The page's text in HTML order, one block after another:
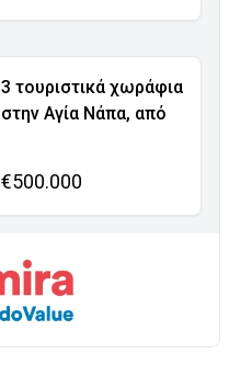
3 τουριστικά χωράφια
στην Αγία Νάπα, από
€500.000